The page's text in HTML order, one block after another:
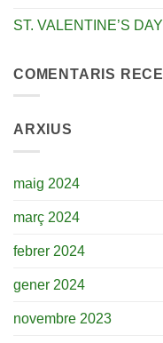
ST. VALENTINE’S
COMENTARIS
ARXIUS
maig 2024
març 2024
febrer 2024
gener 2024
novembre 2023